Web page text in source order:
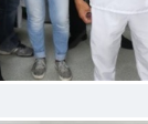
cita, me
espero